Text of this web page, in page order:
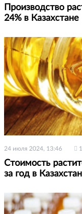
Производство
24% в Казахстане
24 июля 2024, 13:46
Стоимость
за год в